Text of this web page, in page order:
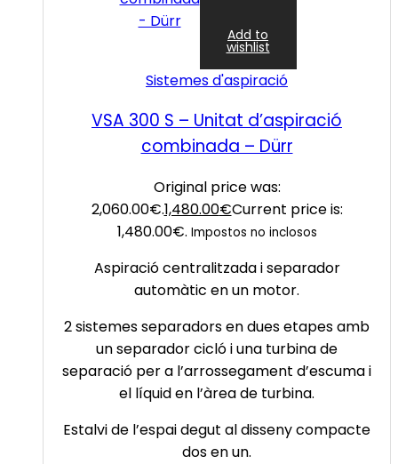
Add to
wishlist
Sistemes d'aspiració
VSA 300 S – Unitat d’aspiració
combinada – Dürr
Original price was:
2,060.00€.1,480.00€Current price is:
1,480.00€. Impostos no inclosos
Aspiració centralitzada i separador
automàtic en un motor.
2 sistemes separadors en dues etapes amb
un separador cicló i una turbina de
separació per a l’arrossegament d’escuma i
el líquid en l’àrea de turbina.
Estalvi de l’espai degut al disseny compacte
dos en un.